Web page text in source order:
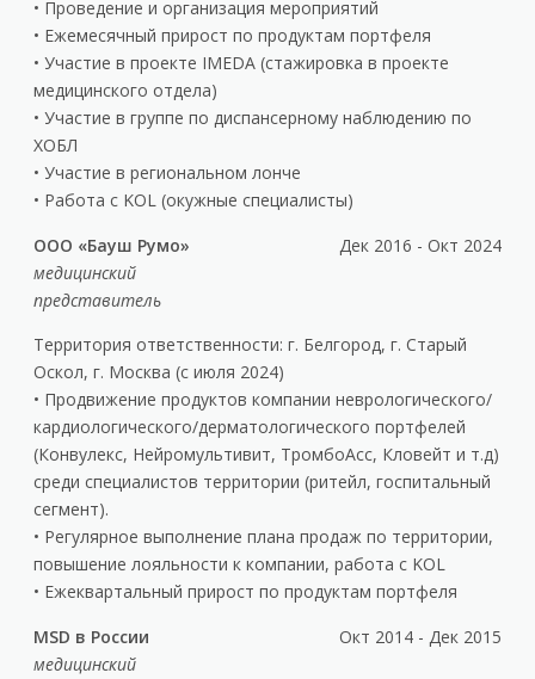
• Проведение и организация мероприятий
• Ежемесячный прирост по продуктам портфеля
• Участие в проекте IMEDA (стажировка в проекте
медицинского отдела)
• Участие в группе по диспансерному наблюдению по
ХОБЛ
• Участие в региональном лонче
• Работа с KOL (окужные специалисты)
ООО «Бауш Румо»
медицинский
представитель
Дек 2016 - Окт 2024
Территория ответственности: г. Белгород, г. Старый
Оскол, г. Москва (с июля 2024)
• Продвижение продуктов компании неврологического/
кардиологического/дерматологического портфелей
(Конвулекс, Нейромультивит, ТромбоАсс, Кловейт и т.д)
среди специалистов территории (ритейл, госпитальный
сегмент).
• Регулярное выполнение плана продаж по территории,
повышение лояльности к компании, работа с KOL
• Ежеквартальный прирост по продуктам портфеля
MSD в России
медицинский
Окт 2014 - Дек 2015